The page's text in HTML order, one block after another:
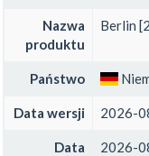
Nazwa
produktu
Berlin
Państwo
Data wersji 2026-
Data
2026-